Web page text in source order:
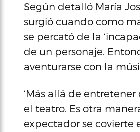
Según detalló María
surgió cuando como
se percató de la
de un personaje.
aventurarse con la
‘Más allá de
el teatro. Es otra
expectador se covierte